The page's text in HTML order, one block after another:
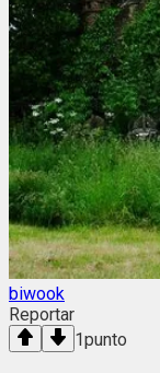
biwook
Reportar
1punto